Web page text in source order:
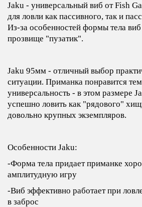
Jaku - универсальный виб от Fish
для ловли как пассивного, так и
Из-за особенностей формы тела
прозвище "пузатик".
Jaku 95мм - отличный выбор
ситуации. Приманка понравится
универсальность - в этом размере
успешно ловить как "рядового"
довольно крупных экземпляров.
Особенности Jaku:
-Форма тела придает приманке
амплитудную игру
-Виб эффективно работает при
в заброс